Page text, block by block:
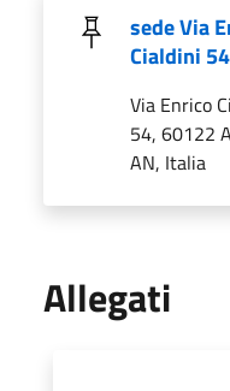
sede Via
Cialdini 54
Via Enrico
54, 60122
AN, Italia
Allegati